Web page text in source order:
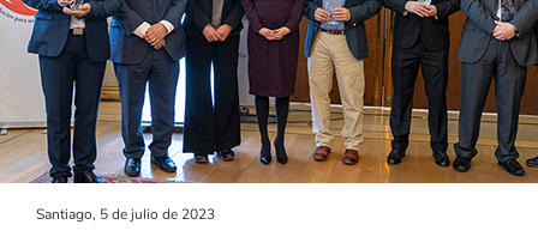
Santiago, 5 de julio de 2023